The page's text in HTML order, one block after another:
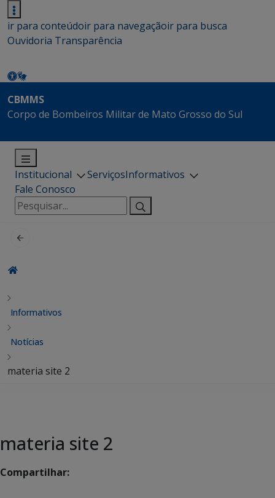
ir para conteúdoir para navegaçãoir para busca
Ouvidoria Transparência
CBMMS
Corpo de Bombeiros Militar de Mato Grosso do Sul
Institucional ServiçosInformativos
Fale Conosco
Pesquisar
por:
Informativos
Notícias
materia site 2
materia site 2
Compartilhar: